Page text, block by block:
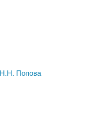
Н.Н. Попова